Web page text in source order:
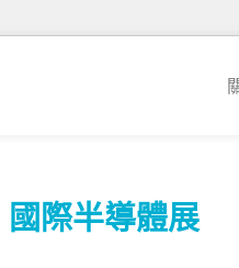
際半導體展